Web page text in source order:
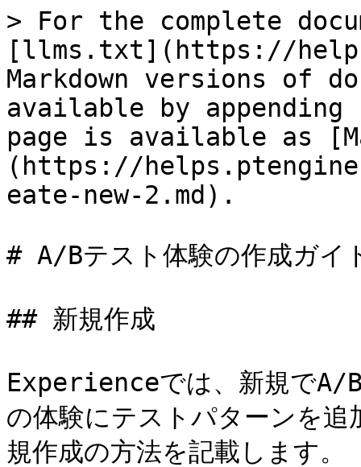
> For the complete
[llms.txt](https://
Markdown versions of
available by
page is available as
(https://
eate-new-2.md).
# A/Bテスト体験の作成ガイ
## 新規作成
Experienceでは、新規でA/
の体験にテストパターンを
規作成の方法を記載します。